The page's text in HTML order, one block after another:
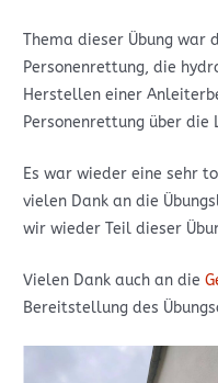
Thema dieser Übung war
Personenrettung, die
Herstellen einer
Personenrettung über die
Es war wieder eine sehr
vielen Dank an die
wir wieder Teil dieser
Vielen Dank auch an die
Bereitstellung des